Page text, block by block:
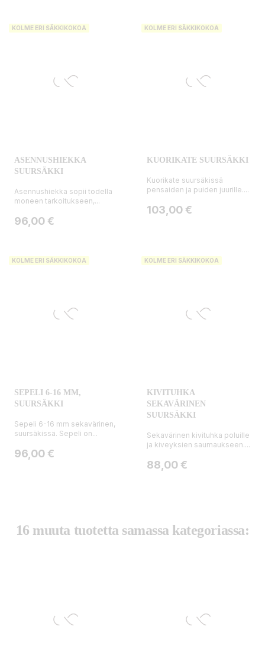
KOLME ERI SÄKKIKOKOA
ASENNUSHIEKKA
SUURSÄKKI
Asennushiekka sopii todella
moneen tarkoitukseen,...
Hinta
96,00 €
KOLME ERI SÄKKIKOKOA
KUORIKATE SUURSÄKKI
Kuorikate suursäkissä
pensaiden ja puiden juurille....
Hinta
103,00 €
KOLME ERI SÄKKIKOKOA
SEPELI 6-16 MM,
SUURSÄKKI
Sepeli 6-16 mm sekavärinen,
suursäkissä. Sepeli on...
Hinta
96,00 €
KOLME ERI SÄKKIKOKOA
KIVITUHKA
SEKAVÄRINEN
SUURSÄKKI
Sekavärinen kivituhka poluille
ja kiveyksien saumaukseen....
Hinta
88,00 €
16 muuta tuotetta samassa kategoriassa: